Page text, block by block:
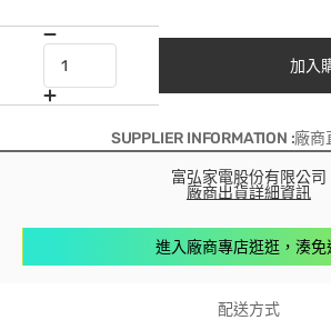
加入
SUPPLIER INFORMATION :廠
富弘家電股份有限公司
廠商出貨詳細資訊
進入廠商專店逛逛，湊免
配送方式